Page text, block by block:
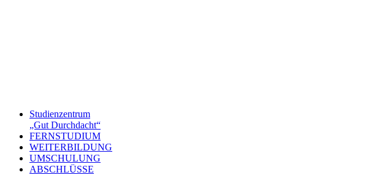
Studienzentrum
„Gut Durchdacht“
FERNSTUDIUM
WEITERBILDUNG
UMSCHULUNG
ABSCHLÜSSE